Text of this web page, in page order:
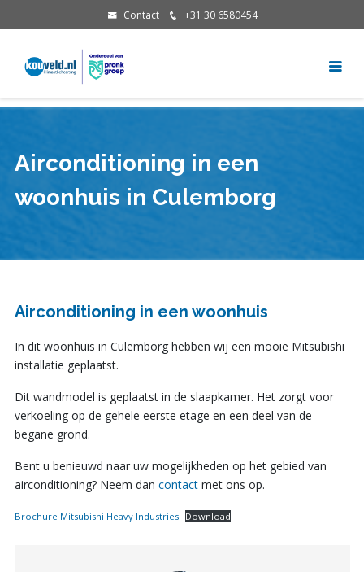
Contact +31 30 6580454
Airconditioning in een
woonhuis in Culemborg
Airconditioning in een woonhuis
In dit woonhuis in Culemborg hebben wij een mooie Mitsubishi
installatie geplaatst.
Dit wandmodel is geplaatst in de slaapkamer. Het zorgt voor
verkoeling op de gehele eerste etage en een deel van de
begane grond.
Bent u benieuwd naar uw mogelijkheden op het gebied van
airconditioning? Neem dan contact met ons op.
Brochure Mitsubishi Heavy Industries Download